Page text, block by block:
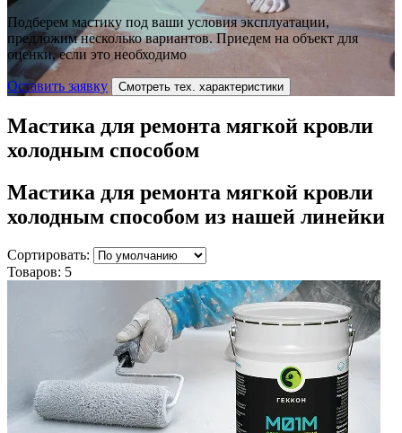
Подберем мастику под ваши условия эксплуатации,
предложим несколько вариантов. Приедем на объект для
оценки, если это необходимо
Оставить заявку Смотреть тех. характеристики
Мастика для ремонта мягкой кровли
холодным способом
Мастика для ремонта мягкой кровли
холодным способом из нашей линейки
Сортировать:
Товаров: 5